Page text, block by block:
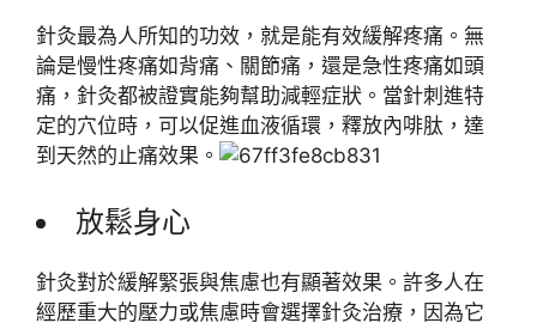
針灸最為人所知的功效，就是能有效緩解疼痛。無
論是慢性疼痛如背痛、關節痛，還是急性疼痛如頭
痛，針灸都被證實能夠幫助減輕症狀。當針刺進特
定的穴位時，可以促進血液循環，釋放內啡肽，達
到天然的止痛效果。
放鬆身心
針灸對於緩解緊張與焦慮也有顯著效果。許多人在
經歷重大的壓力或焦慮時會選擇針灸治療，因為它